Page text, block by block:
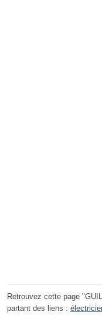
Retrouvez cette page
partant des liens :